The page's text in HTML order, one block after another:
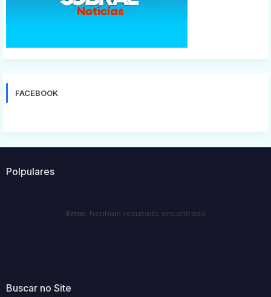
FACEBOOK
Polpulares
Error: Nenhum resultado encontrado
Buscar no Site